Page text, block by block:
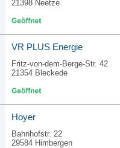
21398 Neetze
VR PLUS Energie
Fritz-von-dem-Berge-Str. 42
21354 Bleckede
Hoyer
Bahnhofstr. 22
29584 Himbergen